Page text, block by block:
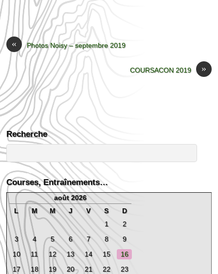
« Photos Noisy – septembre 2019
»
COURSACON 2019
Recherche
Courses, Entraînements…
août 2026
L
M M J V S
D
1
2
3
4 5 6 7 8
9
10
11 12 13 14 15
16
17
18 19 20 21 22
23